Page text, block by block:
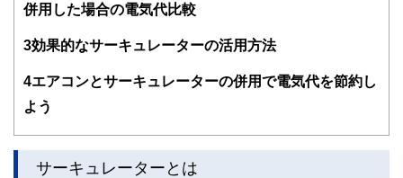
関わることで、読者目線のコンテンツを追求しています。
FinancialFieldの特徴は、ファイナンシャルプランナー、弁
ドバイザー、DCプランナー、公認会計士、社会保険労務
士、行政書士、投資アナリスト、キャリアコンサルタントな
をわかりやすく発信している点です。
このように編集経験豊富なメンバーと金融や経済に精通した
併用した場合の電気代比較
3効果的なサーキュレーターの活用方法
4エアコンとサーキュレーターの併用で電気代を節約し
よう
サーキュレーターとは